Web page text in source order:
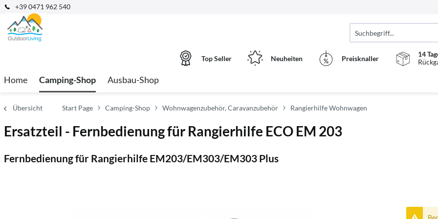
+39 0471 962 540
Top Seller Neuheiten Preisknaller
14
Home Camping-Shop Ausbau-Shop
Übersicht Start Page Camping-Shop Wohnwagenzubehör, Caravanzubehör Rangierhilfe Wohnwagen
Ersatzteil - Fernbedienung für Rangierhilfe ECO EM 203
Fernbedienung für Rangierhilfe EM203/EM303/EM303 Plus